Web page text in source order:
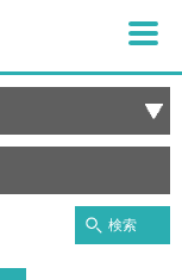
検索